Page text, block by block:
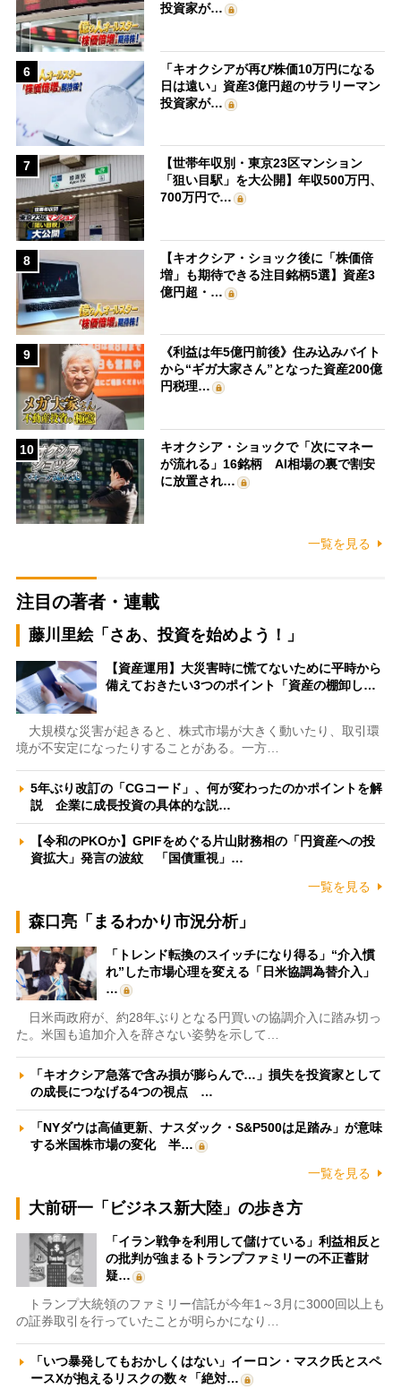
投資家が…
6
「キオクシアが再び株価10万円になる
日は遠い」資産3億円超のサラリーマン
投資家が…
7
【世帯年収別・東京23区マンション
「狙い目駅」を大公開】年収500万円、
700万円で…
8
【キオクシア・ショック後に「株価倍
増」も期待できる注目銘柄5選】資産3
億円超・…
9
《利益は年5億円前後》住み込みバイト
から“ギガ大家さん”となった資産200億
円税理…
10
キオクシア・ショックで「次にマネー
が流れる」16銘柄 AI相場の裏で割安
に放置され…
一覧を見る
注目の著者・連載
藤川里絵「さあ、投資を始めよう！」
【資産運用】大災害時に慌てないために平時から
備えておきたい3つのポイント「資産の棚卸し…
大規模な災害が起きると、株式市場が大きく動いたり、取引環
境が不安定になったりすることがある。一方…
5年ぶり改訂の「CGコード」、何が変わったのかポイントを解
説 企業に成長投資の具体的な説…
【令和のPKOか】GPIFをめぐる片山財務相の「円資産への投
資拡大」発言の波紋 「国債重視」…
一覧を見る
森口亮「まるわかり市況分析」
「トレンド転換のスイッチになり得る」“介入慣
れ”した市場心理を変える「日米協調為替介入」
…
日米両政府が、約28年ぶりとなる円買いの協調介入に踏み切っ
た。米国も追加介入を辞さない姿勢を示して…
「キオクシア急落で含み損が膨らんで…」損失を投資家として
の成長につなげる4つの視点 …
「NYダウは高値更新、ナスダック・S&P500は足踏み」が意味
する米国株市場の変化 半…
一覧を見る
大前研一「ビジネス新大陸」の歩き方
「イラン戦争を利用して儲けている」利益相反と
の批判が強まるトランプファミリーの不正蓄財
疑…
トランプ大統領のファミリー信託が今年1～3月に3000回以上も
の証券取引を行っていたことが明らかになり…
「いつ暴発してもおかしくはない」イーロン・マスク氏とスペ
ースXが抱えるリスクの数々「絶対…